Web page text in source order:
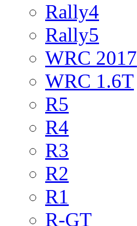
Rally4
Rally5
WRC 2017
WRC 1.6T
R5
R4
R3
R2
R1
R-GT